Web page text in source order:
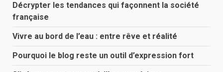
Décrypter les tendances qui façonnent la société
française
Vivre au bord de l’eau : entre rêve et réalité
Pourquoi le blog reste un outil d’expression fort